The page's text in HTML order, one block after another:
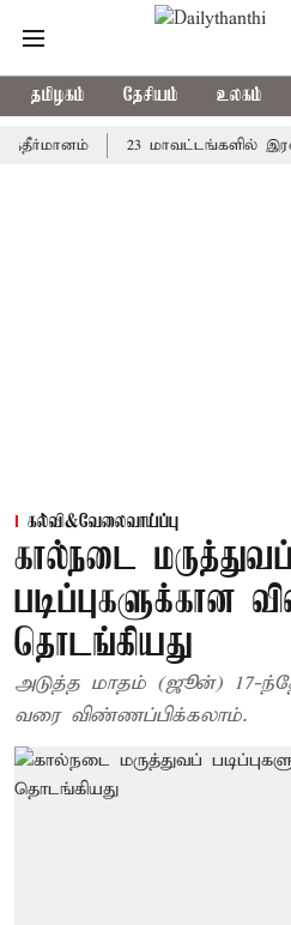
தமிழகம் தேசியம் உலகம்
23 மாவட்டங்களில் இரவு 7
கல்வி&வேலைவாய்ப்பு
கால்நடை மருத்துவப்
படிப்புகளுக்கான
தொடங்கியது
அடுத்த மாதம் (ஜூன்) 17-
வரை விண்ணப்பிக்கலாம்.